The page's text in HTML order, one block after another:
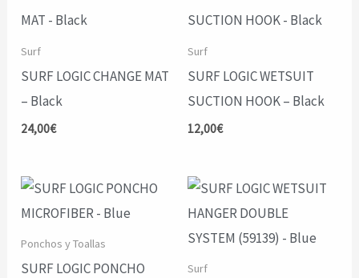
Surf
SURF LOGIC CHANGE MAT
– Black
24,00€
Surf
SURF LOGIC WETSUIT
SUCTION HOOK – Black
12,00€
Ponchos y Toallas
SURF LOGIC PONCHO
Surf